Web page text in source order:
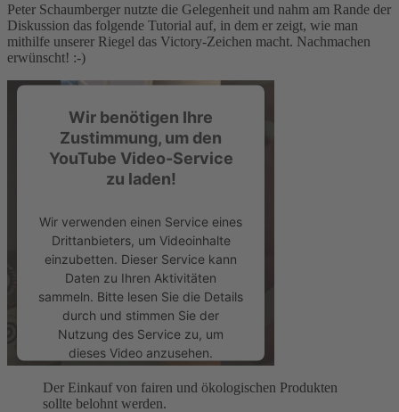
Peter Schaumberger nutzte die Gelegenheit und nahm am Rande der
Diskussion das folgende Tutorial auf, in dem er zeigt, wie man
mithilfe unserer Riegel das Victory-Zeichen macht. Nachmachen
erwünscht! :-)
Wir benötigen Ihre
Zustimmung, um den
YouTube Video-Service
zu laden!
Wir verwenden einen Service eines
Drittanbieters, um Videoinhalte
einzubetten. Dieser Service kann
Daten zu Ihren Aktivitäten
sammeln. Bitte lesen Sie die Details
durch und stimmen Sie der
Nutzung des Service zu, um
dieses Video anzusehen.
Mehr Informationen
Der Einkauf von fairen und ökologischen Produkten
sollte belohnt werden.